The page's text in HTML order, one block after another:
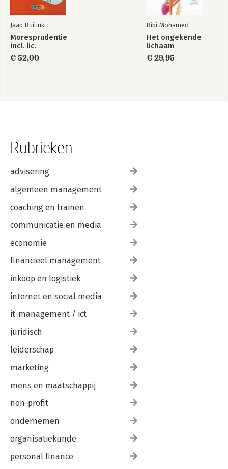
Jaap Buitink
Moresprudentie
incl. lic.
€ 52,00
Bibi Mohamed
Het ongekende
lichaam
€ 29,95
Rubrieken
advisering
algemeen management
coaching en trainen
communicatie en media
economie
financieel management
inkoop en logistiek
internet en social media
it-management / ict
juridisch
leiderschap
marketing
mens en maatschappij
non-profit
ondernemen
organisatiekunde
personal finance